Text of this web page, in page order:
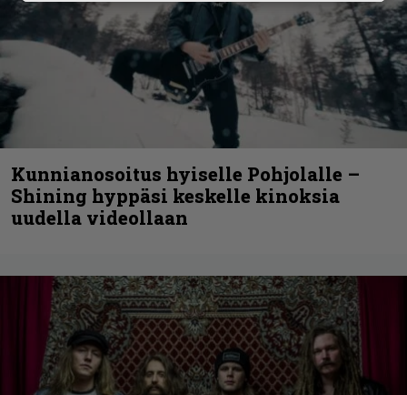
Kunnianosoitus hyiselle Pohjolalle –
Shining hyppäsi keskelle kinoksia
uudella videollaan